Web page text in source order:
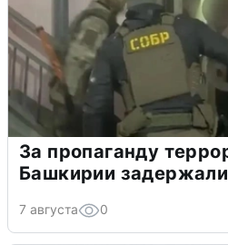
За пропаганду
Башкирии
7 августа 0